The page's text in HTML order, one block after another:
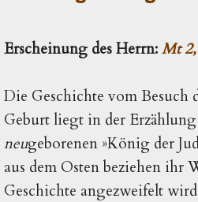
Erscheinung des Herrn: Mt
Die Geschichte vom Besuch
neugeborenen »König der
aus dem Osten beziehen ihr
Geschichte angezweifelt